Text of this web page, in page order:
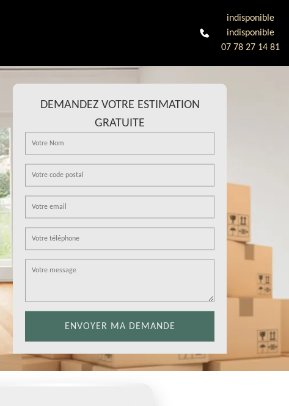
indisponible
indisponible
07 78 27 14 81
DEMANDEZ VOTRE ESTIMATION
GRATUITE